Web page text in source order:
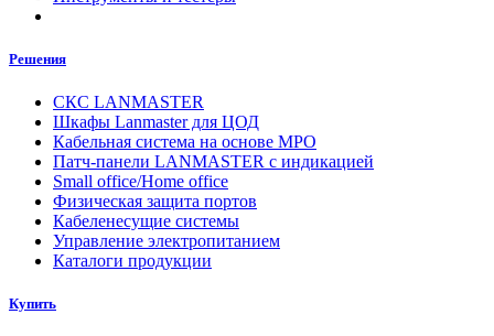
Решения
СКС LANMASTER
Шкафы Lanmaster для ЦОД
Кабельная система на основе MPO
Патч-панели LANMASTER с индикацией
Small office/Home office
Физическая защита портов
Кабеленесущие системы
Управление электропитанием
Каталоги продукции
Купить